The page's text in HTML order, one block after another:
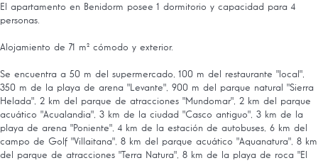
El apartamento en Benidorm posee 1 dormitorio y capacidad para 4
personas.
Alojamiento de 71 m² cómodo y exterior.
Se encuentra a 50 m del supermercado, 100 m del restaurante "local",
350 m de la playa de arena "Levante", 900 m del parque natural "Sierra
Helada", 2 km del parque de atracciones "Mundomar", 2 km del parque
acuático "Acualandia", 3 km de la ciudad "Casco antiguo", 3 km de la
playa de arena "Poniente", 4 km de la estación de autobuses, 6 km del
campo de Golf "Villaitana", 8 km del parque acuático "Aquanatura", 8 km
del parque de atracciones "Terra Natura", 8 km de la playa de roca "El